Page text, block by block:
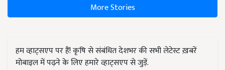
More Stories
हम व्हाट्सएप पर हैं! कृषि से संबंधित देशभर की सभी लेटेस्ट ख़बरें
मोबाइल में पढ़ने के लिए हमारे व्हाट्सएप से जुड़ें.